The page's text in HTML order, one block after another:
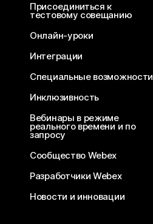
Присоединиться к
тестовому совещанию
Онлайн-уроки
Интеграции
Специальные возможности
Инклюзивность
Вебинары в режиме
реального времени и по
запросу
Сообщество Webex
Разработчики Webex
Новости и инновации